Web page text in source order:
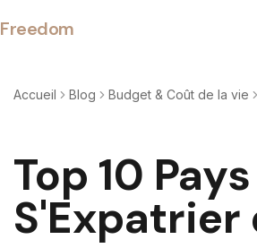
Freedom
Accueil Blog Budget & Coût de la vie
Top 10
S'Expatrier